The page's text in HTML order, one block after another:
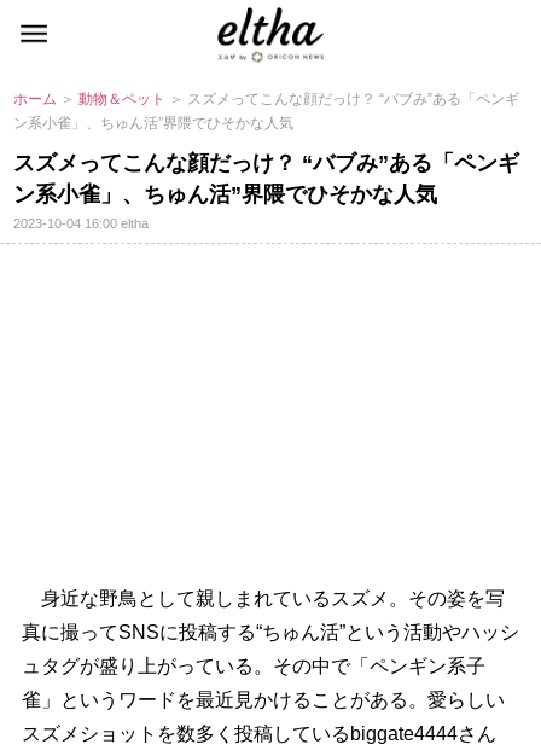
ホーム ＞動物＆ペット
＞ スズメってこんな顔だっけ？ “バブみ”ある「ペンギ
ン系小雀」、ちゅん活”界隈でひそかな人気
スズメってこんな顔だっけ？ “バブみ”ある「ペンギ
ン系小雀」、ちゅん活”界隈でひそかな人気
2023-10-04 16:00eltha
身近な野鳥として親しまれているスズメ。その姿を写
真に撮ってSNSに投稿する“ちゅん活”という活動やハッシ
ュタグが盛り上がっている。その中で「ペンギン系子
雀」というワードを最近見かけることがある。愛らしい
スズメショットを数多く投稿しているbiggate4444さん